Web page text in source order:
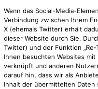
Wenn das Social-Media-
Verbindung zwischen Ihrem
X (ehemals Twitter) erhält
dieser Website durch Sie.
Twitter) und der Funktion „Re-
Ihnen besuchten Websites
verknüpft und anderen
darauf hin, dass wir als
Inhalt der übermittelten